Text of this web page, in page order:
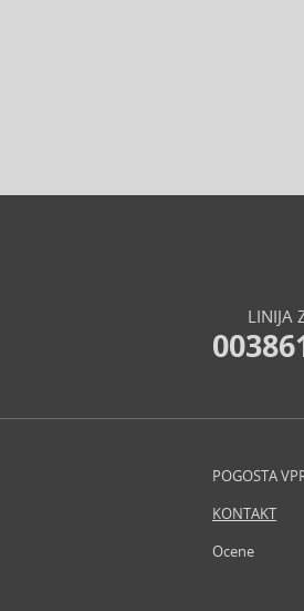
Banana Republic (47)
Bath & Body Works (61)
Beauty of Joseon (25)
LINIJA
POGOSTA
KONTAKT
Ocene